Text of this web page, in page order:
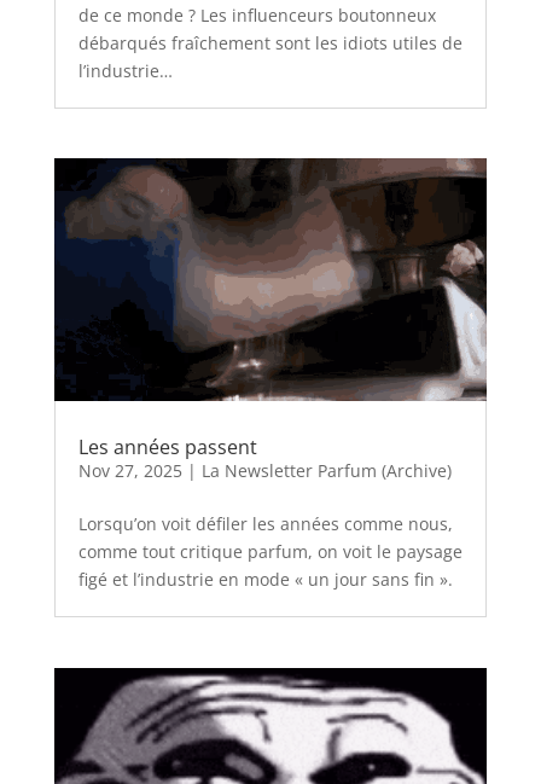
de ce monde ? Les influenceurs boutonneux
débarqués fraîchement sont les idiots utiles de
l’industrie…
Les années passent
Nov 27, 2025| La Newsletter Parfum (Archive)
Lorsqu’on voit défiler les années comme nous,
comme tout critique parfum, on voit le paysage
figé et l’industrie en mode « un jour sans fin ».